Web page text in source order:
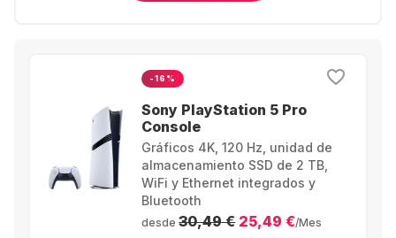
-16%
Sony PlayStation 5 Pro
Console
Gráficos 4K, 120 Hz, unidad de
almacenamiento SSD de 2 TB,
WiFi y Ethernet integrados y
Bluetooth
desde 30,49 € 25,49 €/Mes